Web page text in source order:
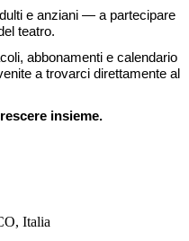
e anziani — a partecipare
teatro.
abbonamenti e calendario
a trovarci direttamente al
insieme.
Italia